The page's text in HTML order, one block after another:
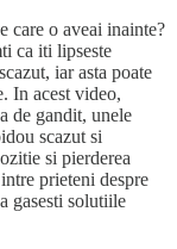
care o aveai inainte?
ca iti lipseste
iar asta poate
In acest video,
de gandit, unele
scazut si
si pierderea
prieteni despre
gasesti solutiile